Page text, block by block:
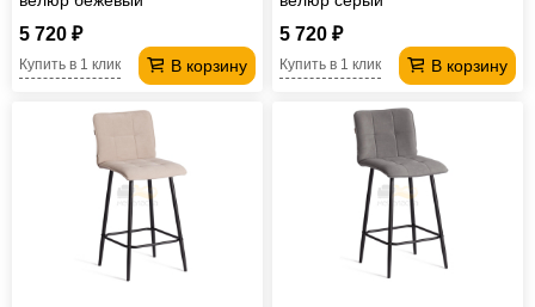
5 720 ₽
В корзину
Купить в 1 клик
5 720 ₽
В корзину
Купить в 1 клик